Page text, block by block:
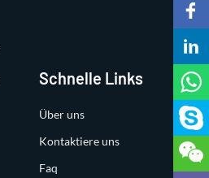
Schnelle Links
Über uns
Kontaktiere uns
Faq